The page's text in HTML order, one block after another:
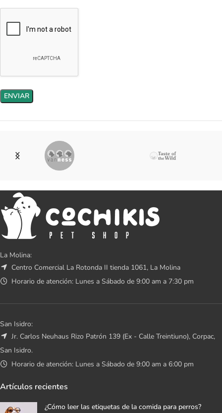
La Molina:
Centro Comercial La Rotonda II tienda 1061, La Molina
Horario de atención: Lunes a Sábado de 9:00 am a 7:30 pm
San Isidro:
Jr. Carlos Neuhaus Rizo Patrón 139 (Ex - Calle Treintiuno), Corpac,
San Isidro.
Horario de atención: Lunes a Sábado de 9:00 am a 6:00 pm
Artículos recientes
¿Cómo leer las etiquetas de la comida para perros?